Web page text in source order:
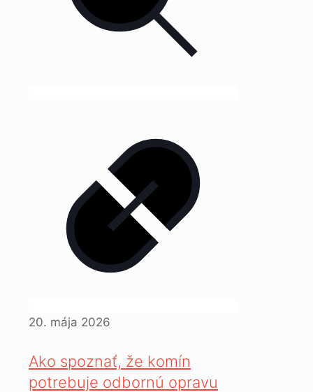
20. mája 2026
Ako spoznať, že komín
potrebuje odbornú opravu